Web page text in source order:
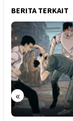
BERITA TERKAIT
«